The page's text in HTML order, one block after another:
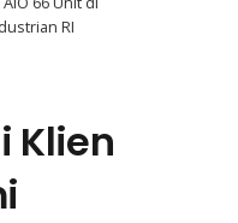
RI
Klien